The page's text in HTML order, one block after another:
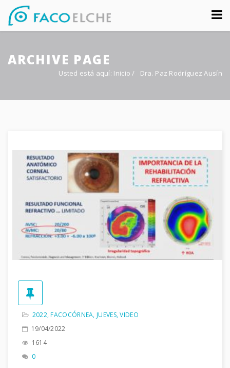
Sobre nosotros
Congreso
Contacto
ARCHIVE PAGE
Usted está aquí: Inicio / Dra. Paz Rodríguez Ausín
2022,FACOCÓRNEA,JUEVES,VIDEO
19/04/2022
1614
0